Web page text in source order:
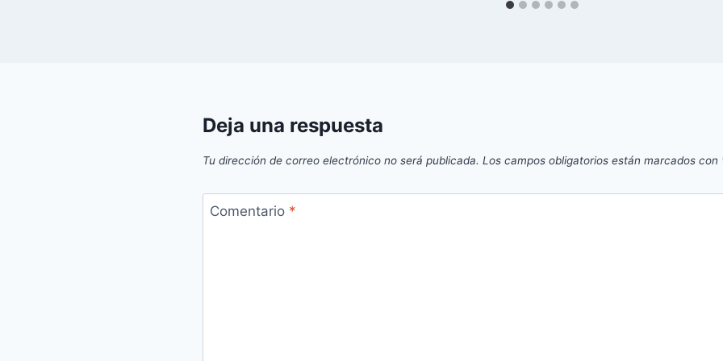
Deja una respuesta
Tu dirección de correo electrónico no será publicada. Los campos obligatorios están marcados con
Comentario *